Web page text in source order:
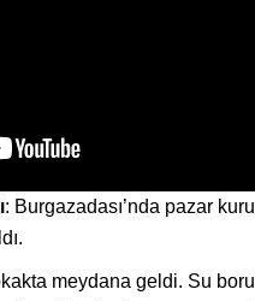
: Burgazadası’nda pazar
meydana geldi. Su